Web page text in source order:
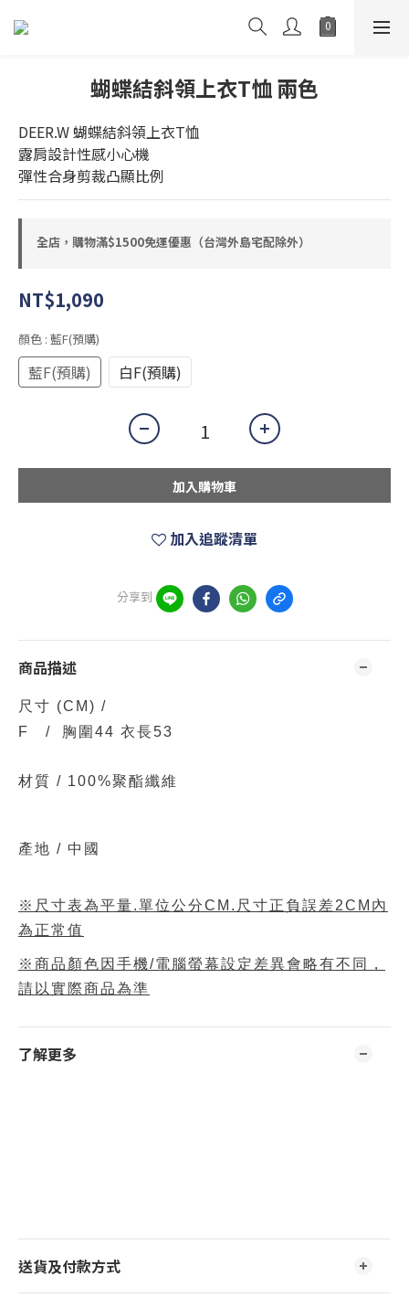
蝴蝶結斜領上衣T恤 兩色
DEER.W 蝴蝶結斜領上衣T恤
露肩設計性感小心機
彈性合身剪裁凸顯比例
全店，購物滿$1500免運優惠（台灣外島宅配除外）
NT$1,090
顏色 : 藍F(預購)
藍F(預購) 白F(預購)
加入購物車
加入追蹤清單
分享到
商品描述
尺寸 (CM) /
F / 胸圍44 衣長53
材質 / 100%聚酯纖維
產地 / 中國
※尺寸表為平量.單位公分CM.尺寸正負誤差2CM內
為正常值
※商品顏色因手機/電腦螢幕設定差異會略有不同，
請以實際商品為準
了解更多
送貨及付款方式